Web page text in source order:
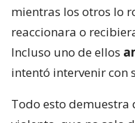
mientras los otros lo
reaccionara o
Incluso uno de ellos
intentó intervenir con
Todo esto